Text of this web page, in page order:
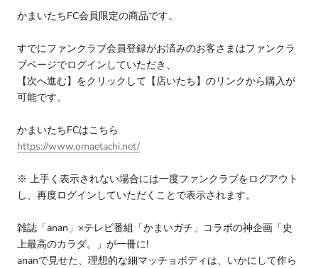
かまいたちFC会員限定の商品です。
すでにファンクラブ会員登録がお済みのお客さまはファンクラ
ブページでログインしていただき、
【次へ進む】をクリックして【店いたち】のリンクから購入が
可能です。
かまいたちFCはこちら
https://www.omaetachi.net/
※ 上手く表示されない場合には一度ファンクラブをログアウト
し、再度ログインしていただくことで表示されます。
雑誌「anan」×テレビ番組「かまいガチ」コラボの神企画「史
上最高のカラダ。」が一冊に!
ananで見せた、理想的な細マッチョボディは、いかにして作ら